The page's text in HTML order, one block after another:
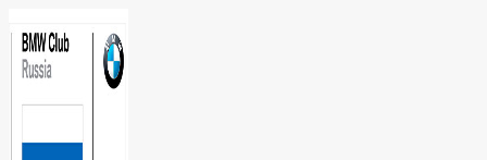
к
содержимому